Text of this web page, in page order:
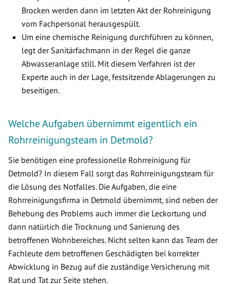
Brocken werden dann im letzten Akt der Rohreinigung
vom Fachpersonal herausgespült.
Um eine chemische Reinigung durchführen zu können,
legt der Sanitärfachmann in der Regel die ganze
Abwasseranlage still. Mit diesem Verfahren ist der
Experte auch in der Lage, festsitzende Ablagerungen zu
beseitigen.
Welche Aufgaben übernimmt eigentlich ein
Rohrreinigungsteam in Detmold?
Sie benötigen eine professionelle Rohrreinigung für
Detmold? In diesem Fall sorgt das Rohrreinigungsteam für
die Lösung des Notfalles. Die Aufgaben, die eine
Rohrreinigungsfirma in Detmold übernimmt, sind neben der
Behebung des Problems auch immer die Leckortung und
dann natürlich die Trocknung und Sanierung des
betroffenen Wohnbereiches. Nicht selten kann das Team der
Fachleute dem betroffenen Geschädigten bei korrekter
Abwicklung in Bezug auf die zuständige Versicherung mit
Rat und Tat zur Seite stehen.